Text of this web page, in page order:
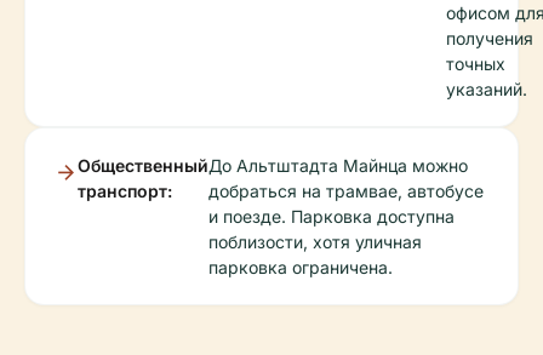
офисом
получения
точных
указаний.
Общественный
транспорт:
До Альтштадта Майнца можно
добраться на трамвае, автобусе
и поезде. Парковка доступна
поблизости, хотя уличная
парковка ограничена.